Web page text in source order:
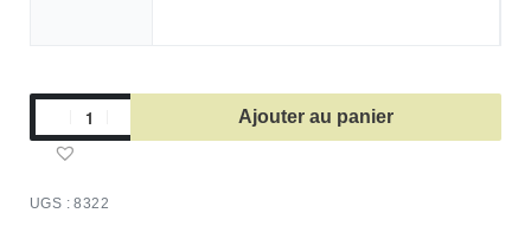
Ajouter au panier
8322